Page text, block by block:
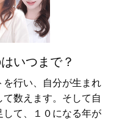
いつまで？
を行い、自分が生まれ
数えます。そして自
て、１０になる年が